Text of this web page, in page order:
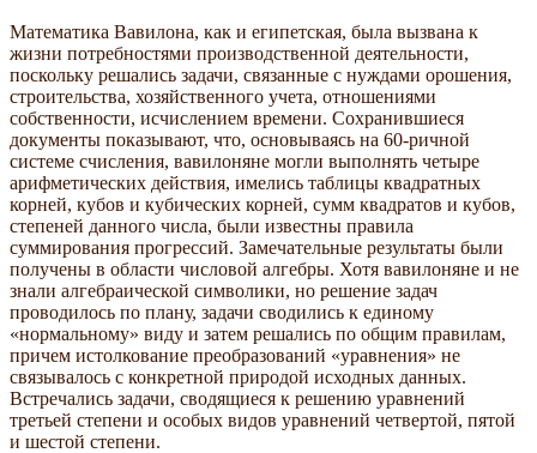
Математика Вавилона, как и египетская, была вызвана к
жизни потребностями производственной деятельности,
поскольку решались задачи, связанные с нуждами орошения,
строительства, хозяйственного учета, отношениями
собственности, исчислением времени. Сохранившиеся
документы показывают, что, основываясь на 60-ричной
системе счисления, вавилоняне могли выполнять четыре
арифметических действия, имелись таблицы квадратных
корней, кубов и кубических корней, сумм квадратов и кубов,
степеней данного числа, были известны правила
суммирования прогрессий. Замечательные результаты были
получены в области числовой алгебры. Хотя вавилоняне и не
знали алгебраической символики, но решение задач
проводилось по плану, задачи сводились к единому
«нормальному» виду и затем решались по общим правилам,
причем истолкование преобразований «уравнения» не
связывалось с конкретной природой исходных данных.
Встречались задачи, сводящиеся к решению уравнений
третьей степени и особых видов уравнений четвертой, пятой
и шестой степени.